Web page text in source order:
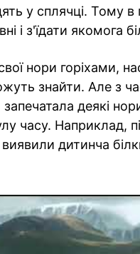
у сплячці. Тому в
і з'їдати якомога
нори горіхами,
знайти. Але з
деякі
часу. Наприклад,
виявили дитинча